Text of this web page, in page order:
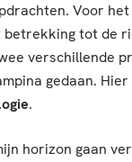
Voor het
betrekking tot de
verschillende
gedaan.
.
horizon gaan